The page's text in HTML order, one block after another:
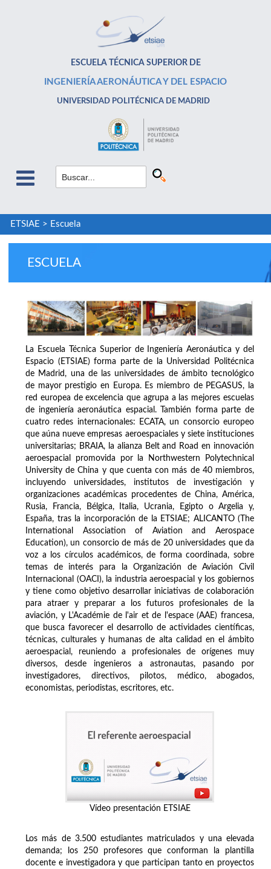
ESCUELA TÉCNICA SUPERIOR DE
INGENIERÍA AERONÁUTICA Y DEL ESPACIO
UNIVERSIDAD POLITÉCNICA DE MADRID
ETSIAE > Escuela
ESCUELA
La Escuela Técnica Superior de Ingeniería Aeronáutica y del
Espacio (ETSIAE) forma parte de la Universidad Politécnica
de Madrid, una de las universidades de ámbito tecnológico
de mayor prestigio en Europa. Es miembro de PEGASUS, la
red europea de excelencia que agrupa a las mejores escuelas
de ingeniería aeronáutica espacial. También forma parte de
cuatro redes internacionales: ECATA, un consorcio europeo
que aúna nueve empresas aeroespaciales y siete instituciones
universitarias; BRAIA, la alianza Belt and Road en innovación
aeroespacial promovida por la Northwestern Polytechnical
University de China y que cuenta con más de 40 miembros,
incluyendo universidades, institutos de investigación y
organizaciones académicas procedentes de China, América,
Rusia, Francia, Bélgica, Italia, Ucrania, Egipto o Argelia y,
España, tras la incorporación de la ETSIAE; ALICANTO (The
International Association of Aviation and Aerospace
Education), un consorcio de más de 20 universidades que da
voz a los círculos académicos, de forma coordinada, sobre
temas de interés para la Organización de Aviación Civil
Internacional (OACI), la industria aeroespacial y los gobiernos
y tiene como objetivo desarrollar iniciativas de colaboración
para atraer y preparar a los futuros profesionales de la
aviación, y L'Académie de l'air et de l'espace (AAE) francesa,
que busca favorecer el desarrollo de actividades científicas,
técnicas, culturales y humanas de alta calidad en el ámbito
aeroespacial, reuniendo a profesionales de orígenes muy
diversos, desde ingenieros a astronautas, pasando por
investigadores, directivos, pilotos, médico, abogados,
economistas, periodistas, escritores, etc.
Vídeo presentación ETSIAE
Los más de 3.500 estudiantes matriculados y una elevada
demanda; los 250 profesores que conforman la plantilla
docente e investigadora y que participan tanto en proyectos